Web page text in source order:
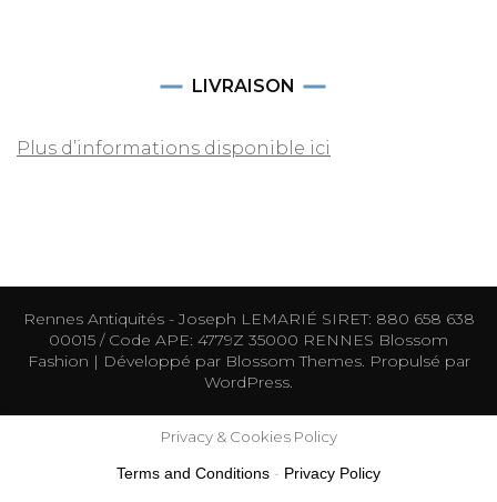
LIVRAISON
Plus d’informations disponible ici
Rennes Antiquités - Joseph LEMARIÉ SIRET: 880 658 638
00015 / Code APE: 4779Z 35000 RENNES Blossom
Fashion | Développé parBlossom Themes. Propulsé par
WordPress
Privacy & Cookies Policy
Terms and Conditions - Privacy Policy